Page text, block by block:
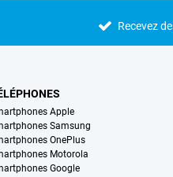
Recevez
Apple
Samsung
OnePlus
Motorola
Google